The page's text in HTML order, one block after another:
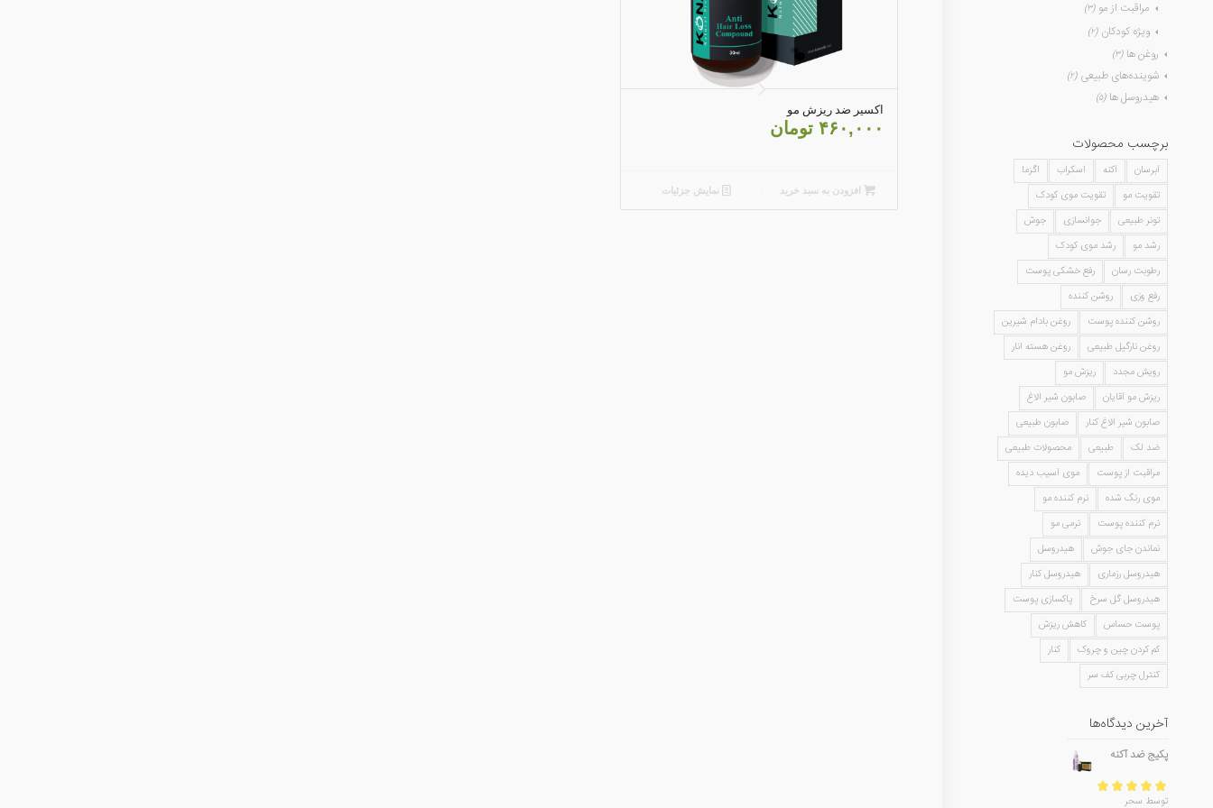
4.00
اکسیر ضد ریزش مو
۴۶۰,۰۰۰ تومان
افزودن به سبد خرید نمایش جزئیات
مراقبت از مو (۳)
ویژه کودکان (۲)
روغن ها (۳)
شوینده‌های طبیعی (۲)
هیدروسل ها (۵)
برچسب محصولات
آبرسان آکنه اسکراب
اگزما
تقویت مو
تقویت موی کودک
تونر طبیعی
جوانسازی
جوش
رشد مو
رشد موی کودک
رطوبت رسان
رفع خشکی پوست
رفع وزی
روشن کننده
روشن کننده پوست
روغن بادام شیرین
روغن نارگیل طبیعی
روغن هسته انار
رویش مجدد
ریزش مو
ریزش مو آقایان
صابون شیر الاغ
صابون شیر الاغ کنار
صابون طبیعی
ضد لک
طبیعی
محصولات طبیعی
مراقبت از پوست
موی آسیب دیده
موی رنگ شده
نرم کننده مو
نرم کننده پوست
نرمی مو
نماندن جای جوش
هیدروسل
هیدروسل رزماری
هیدروسل کنار
هیدروسل گل سرخ
پاکسازی پوست
پوست حساس
کاهش ریزش
کم کردن چین و چروک
کنار
کنترل چربی کف سر
آخرین دیدگاه‌ها
پکیج ضد آکنه
امتیاز 5از 5
توسط سحر